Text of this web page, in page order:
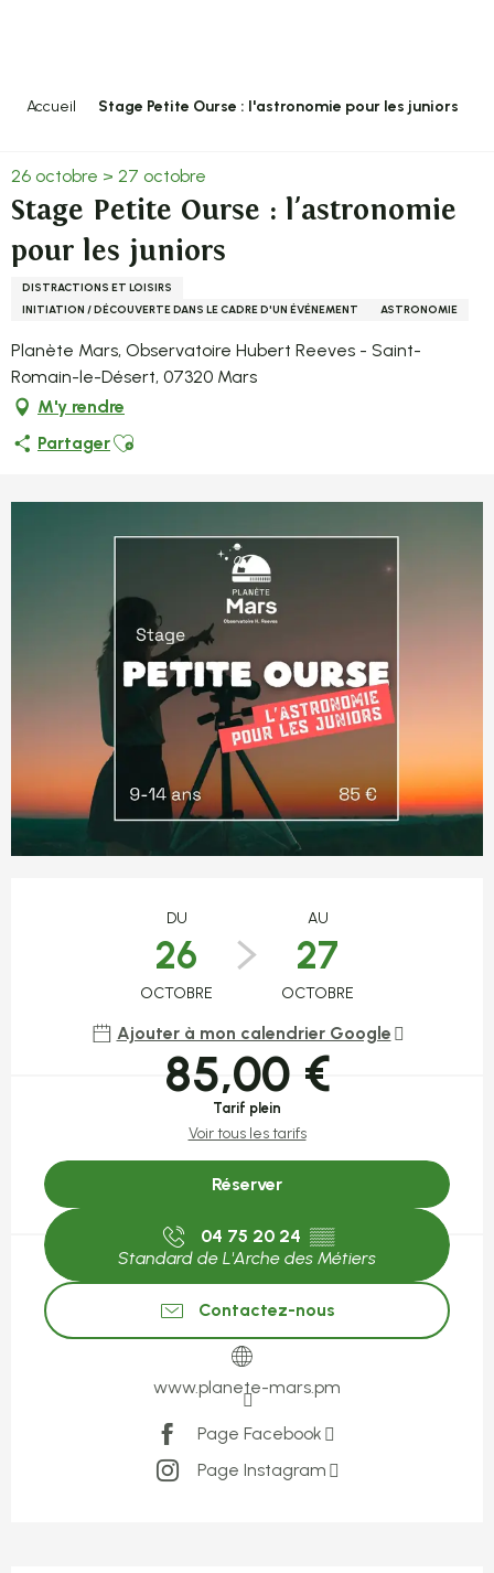
Accueil Stage Petite Ourse : l'astronomie pour les juniors
26 octobre > 27 octobre
Stage Petite Ourse : l'astronomie
pour les juniors
DISTRACTIONS ET LOISIRS
INITIATION / DÉCOUVERTE DANS LE CADRE D'UN ÉVÉNEMENT
ASTRONOMIE
Planète Mars, Observatoire Hubert Reeves - Saint-
Romain-le-Désert, 07320 Mars
M'y rendre
PartagerAjouter aux favoris
DU
26
OCTOBRE
AU
27
OCTOBRE
Ajouter à mon calendrier Google
85,00 €
Tarif plein
Voir tous les tarifs
Réserver
04 75 20 24 ▒▒
Standard de L'Arche des Métiers
Contactez-nous
www.planete-mars.pm
Page Facebook
Page Instagram